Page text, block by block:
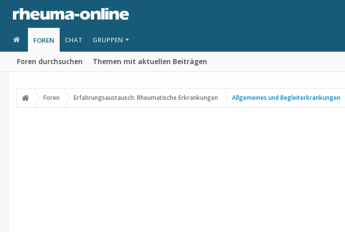
FOREN
Foren durchsuchen Themen mit aktuellen Beiträgen
CHAT GRUPPEN
Foren Erfahrungsaustausch: Rheumatische Erkrankungen Allgemeines und Begleiterkrankungen